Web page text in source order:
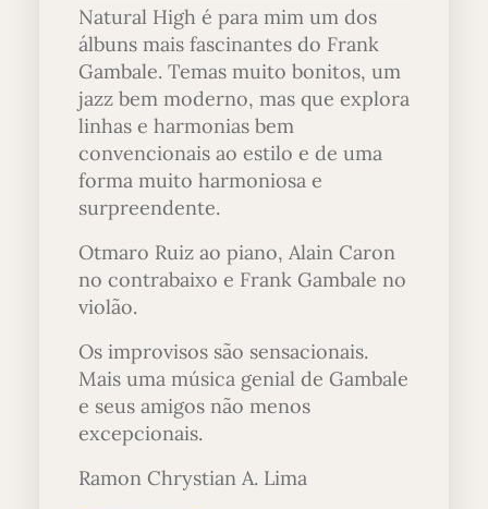
We`ll remember
december
Natural High é para mim um dos
álbuns mais fascinantes do Frank
Gambale. Temas muito bonitos, um
jazz bem moderno, mas que explora
linhas e harmonias bem
convencionais ao estilo e de uma
forma muito harmoniosa e
surpreendente.
Otmaro Ruiz ao piano, Alain Caron
no contrabaixo e Frank Gambale no
violão.
Os improvisos são sensacionais.
Mais uma música genial de Gambale
e seus amigos não menos
excepcionais.
Ramon Chrystian A. Lima